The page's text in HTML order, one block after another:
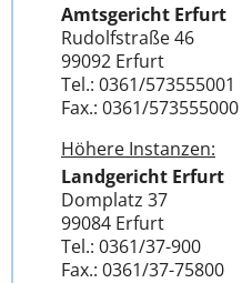
Amtsgericht Erfurt
Rudolfstraße 46
99092 Erfurt
Tel.: 0361/573555001
Fax.: 0361/573555000
Höhere Instanzen:
Landgericht Erfurt
Domplatz 37
99084 Erfurt
Tel.: 0361/37-900
Fax.: 0361/37-75800